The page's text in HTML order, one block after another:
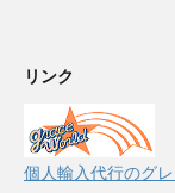
リンク
個人輸入代行のグ